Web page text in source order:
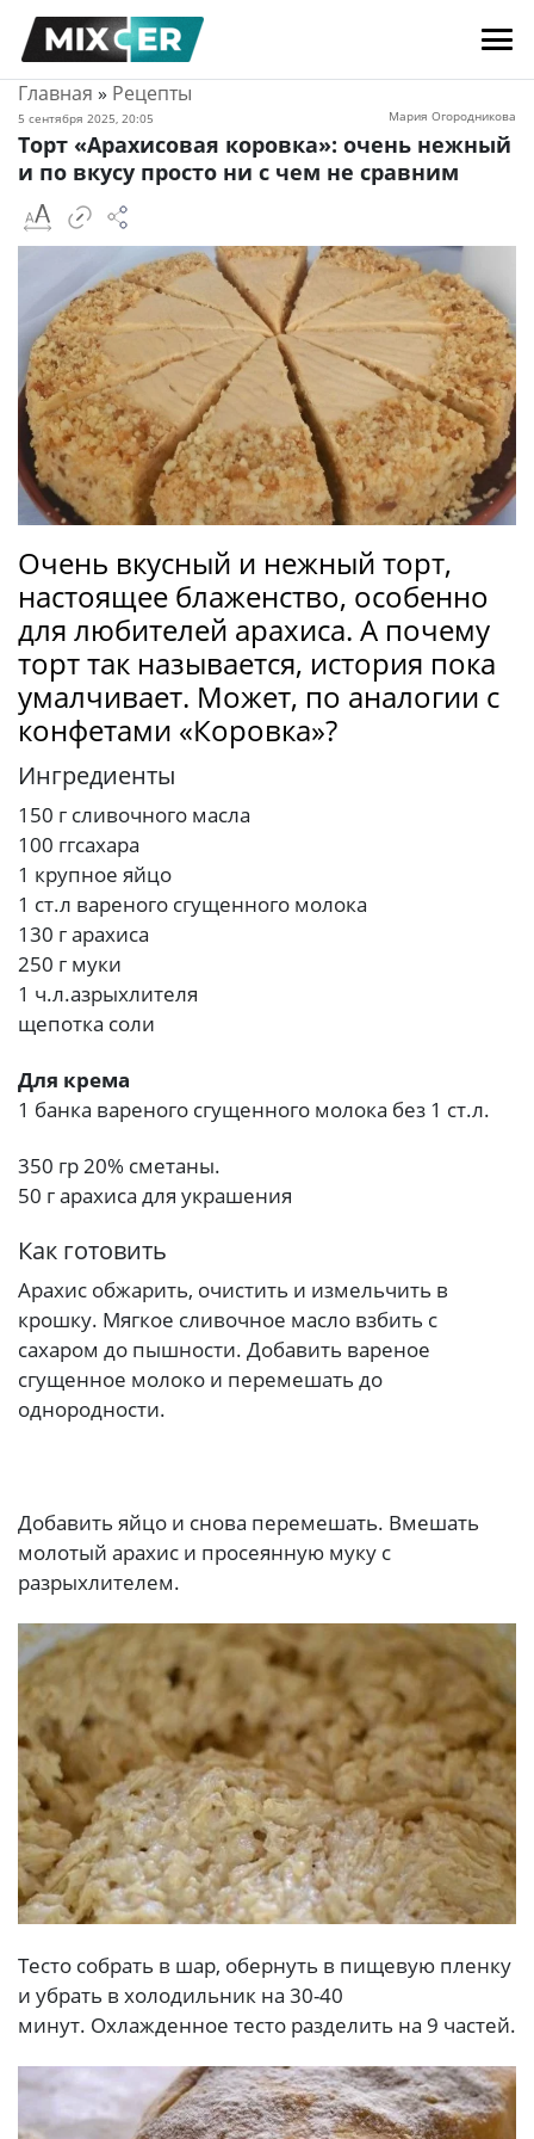
Главная » Рецепты
5 сентября 2025, 20:05 Мария Огородникова
Торт «Арахисовая коровка»: очень нежный
и по вкусу просто ни с чем не сравним
Очень вкусный и нежный торт,
настоящее блаженство, особенно
для любителей арахиса. А почему
торт так называется, история пока
умалчивает. Может, по аналогии с
конфетами «Коровка»?
Ингредиенты
150 г сливочного масла
100 ггсахара
1 крупное яйцо
1 ст.л вареного сгущенного молока
130 г арахиса
250 г муки
1 ч.л.азрыхлителя
щепотка соли
Для крема
1 банка вареного сгущенного молока без 1 ст.л.
350 гр 20% сметаны.
50 г арахиса для украшения
Как готовить
Арахис обжарить, очистить и измельчить в
крошку. Мягкое сливочное масло взбить с
сахаром до пышности. Добавить вареное
сгущенное молоко и перемешать до
однородности.
Добавить яйцо и снова перемешать. Вмешать
молотый арахис и просеянную муку с
разрыхлителем.
Тесто собрать в шар, обернуть в пищевую пленку
и убрать в холодильник на 30-40
минут. Охлажденное тесто разделить на 9 частей.